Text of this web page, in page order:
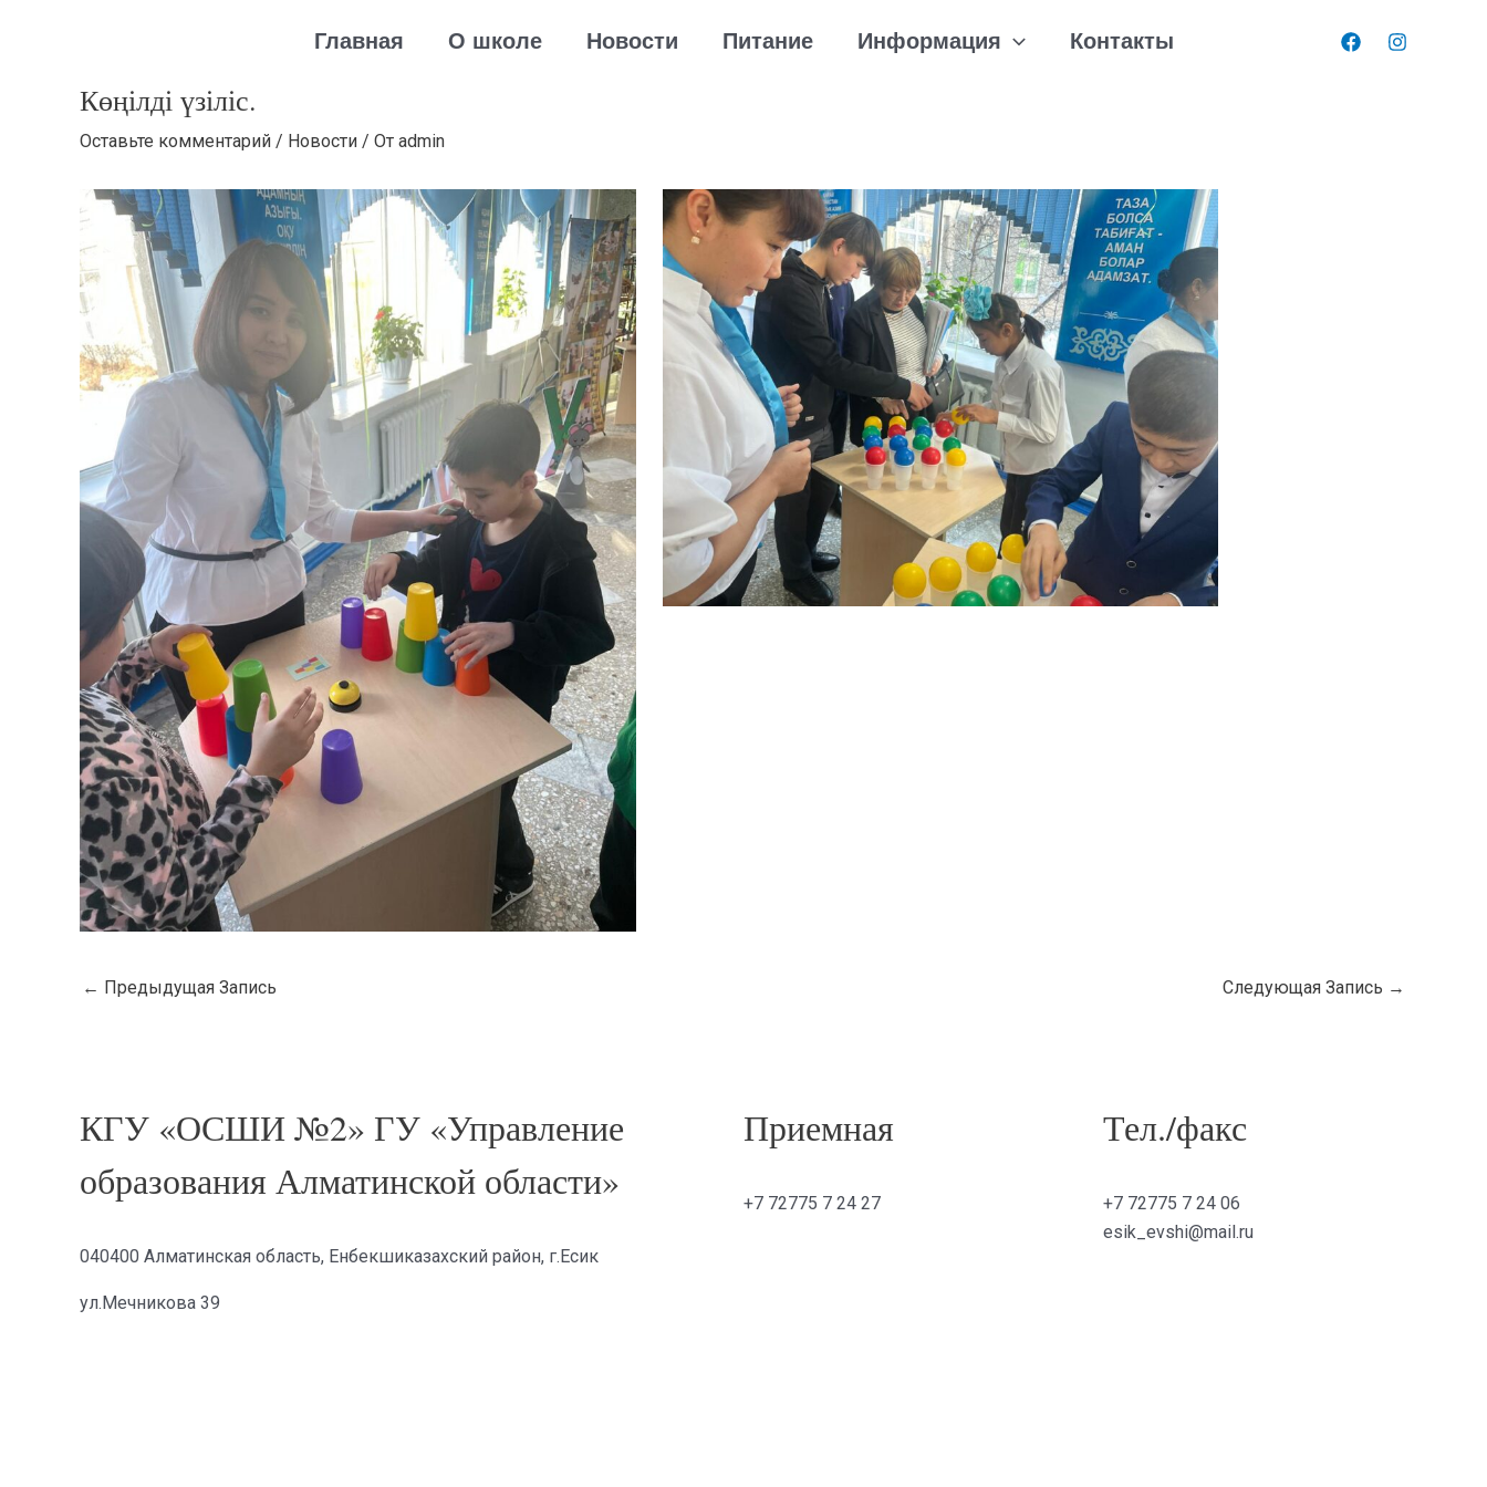
Главная О школе Новости Питание Информация Контакты
Көңілді үзіліс.
Оставьте комментарий / Новости / От admin
← Предыдущая Запись Следующая Запись →
КГУ «ОСШИ №2» ГУ «Управление
образования Алматинской области»
040400 Алматинская область, Енбекшиказахский район, г.Есик
ул.Мечникова 39
Приемная
+7 72775 7 24 27
Тел./факс
+7 72775 7 24 06
esik_evshi@mail.ru